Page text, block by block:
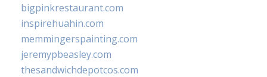
bigpinkrestaurant.com
inspirehuahin.com
memmingerspainting.com
jeremypbeasley.com
thesandwichdepotcos.com